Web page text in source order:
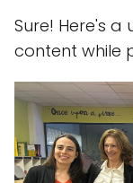
Sure! Here's
content while